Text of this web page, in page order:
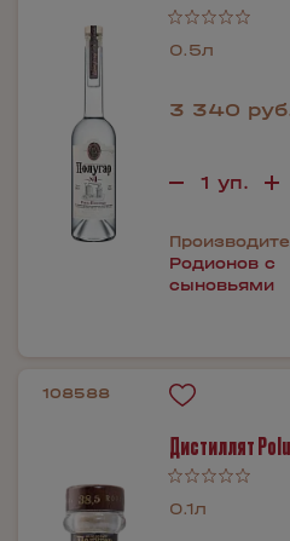
0.5л
3 340
Родионов с
сыновьями
108588
Дистиллят
0.1л